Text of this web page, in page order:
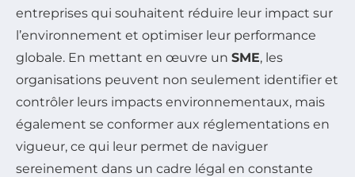
entreprises qui souhaitent réduire leur impact sur
l’environnement et optimiser leur performance
globale. En mettant en œuvre un SME, les
organisations peuvent non seulement identifier et
contrôler leurs impacts environnementaux, mais
également se conformer aux réglementations en
vigueur, ce qui leur permet de naviguer
sereinement dans un cadre légal en constante